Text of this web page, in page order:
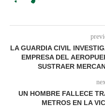
LA GUARDIA CIVIL
EMPRESA DEL
SUSTRAER
UN HOMBRE FALLECE
METROS EN LA